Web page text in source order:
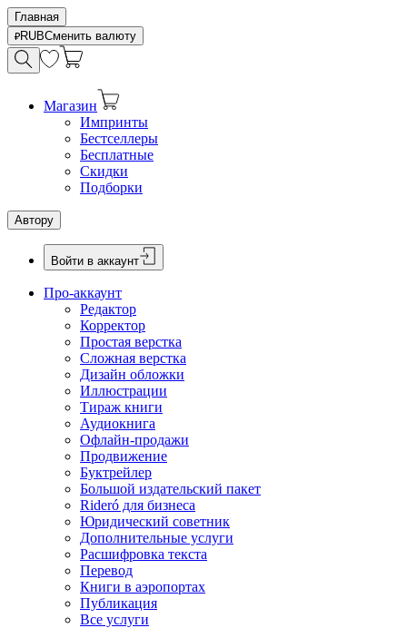
Главная
RUBСменить валюту
Магазин
Импринты
Бестселлеры
Бесплатные
Скидки
Подборки
Автору
Войти в аккаунт
Про-аккаунт
Редактор
Корректор
Простая верстка
Сложная верстка
Дизайн обложки
Иллюстрации
Тираж книги
Аудиокнига
Офлайн-продажи
Продвижение
Буктрейлер
Большой издательский пакет
Rideró для бизнеса
Юридический советник
Дополнительные услуги
Расшифровка текста
Перевод
Книги в аэропортах
Публикация
Все услуги